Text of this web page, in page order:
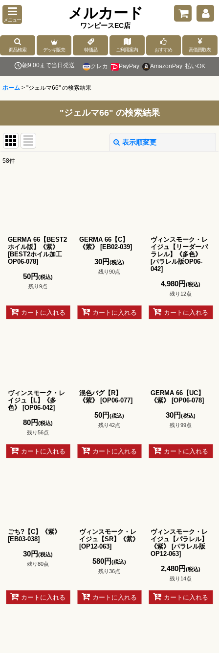
メニュー メルカード
ワンピースEC店
商品検索 デッキ販売 特価品 ご利用案内 おすすめ 高価買取表
朝9:00まで当日発送 クレカ PayPay AmazonPay 払いOK
ホーム > "ジェルマ66" の検索結果
"ジェルマ66" の検索結果
表示順変更
絞り込む
58件
GERMA 66【BEST2
ホイル版】《紫》
[BEST2ホイル加工
OP06-078]
50円(税込)
残り9点
カートに入れる
GERMA 66【C】
《紫》
[EB02-039]
30円(税込)
残り90点
カートに入れる
ヴィンスモーク・レ
イジュ【リーダーパ
ラレル】《多色》
[パラレル版OP06-
042]
4,980円(税込)
残り12点
カートに入れる
ヴィンスモーク・レ
イジュ【L】《多
色》
[OP06-042]
80円(税込)
残り56点
カートに入れる
混色バグ【R】
《紫》
[OP06-077]
50円(税込)
残り42点
カートに入れる
GERMA 66【UC】
《紫》
[OP06-078]
30円(税込)
残り99点
カートに入れる
ごち?【C】《紫》
[EB03-038]
30円(税込)
残り80点
カートに入れる
ヴィンスモーク・レ
イジュ【SR】《紫》
[OP12-063]
580円(税込)
残り36点
カートに入れる
ヴィンスモーク・レ
イジュ【パラレル】
《紫》
[パラレル版
OP12-063]
2,480円(税込)
残り14点
カートに入れる